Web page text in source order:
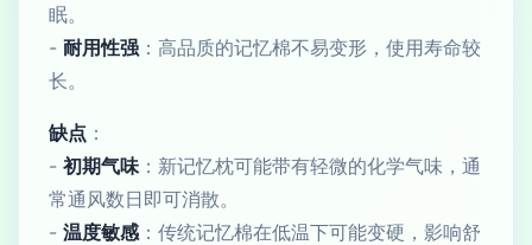
眠。
- 耐用性强 ：高品质的记忆棉不易变形，使用寿命较
长。
缺点 ：
- 初期气味 ：新记忆枕可能带有轻微的化学气味，通
常通风数日即可消散。
- 温度敏感 ：传统记忆棉在低温下可能变硬，影响舒